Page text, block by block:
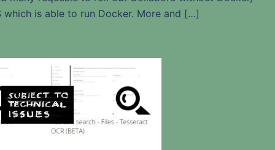
which is able to run Docker. More and […]